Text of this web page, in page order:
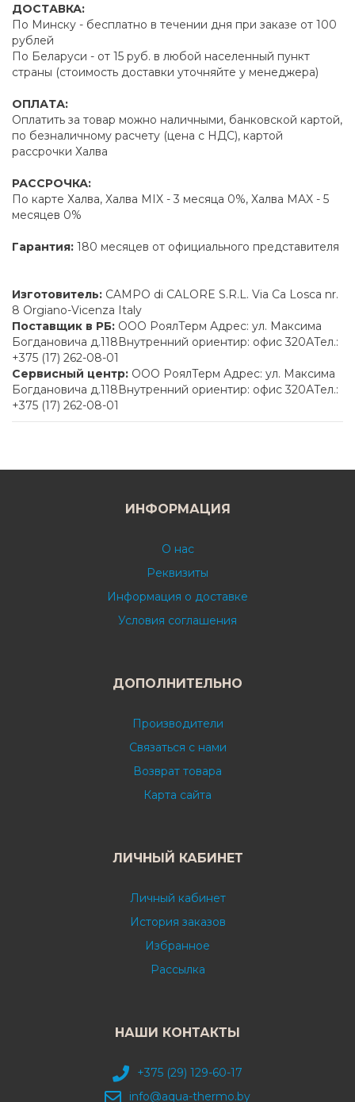
ДОСТАВКА:
По Минску - бесплатно в течении дня при заказе от 100
рублей
По Беларуси - от 15 руб. в любой населенный пункт
страны (стоимость доставки уточняйте у менеджера)
ОПЛАТА:
Оплатить за товар можно наличными, банковской картой,
по безналичному расчету (цена с НДС), картой
рассрочки Халва
РАССРОЧКА:
По карте Халва, Халва MIX - 3 месяца 0%, Халва MAX - 5
месяцев 0%
Гарантия: 180 месяцев от официального представителя
Изготовитель: CAMPO di CALORE S.R.L. Via Ca Losca nr.
8 Orgiano-Vicenza Italy
Поставщик в РБ: ООО РоялТерм Адрес: ул. Максима
Богдановича д.118Внутренний ориентир: офис 320АТел.:
+375 (17) 262-08-01
Сервисный центр: ООО РоялТерм Адрес: ул. Максима
Богдановича д.118Внутренний ориентир: офис 320АТел.:
+375 (17) 262-08-01
ИНФОРМАЦИЯ
О нас
Реквизиты
Информация о доставке
Условия соглашения
ДОПОЛНИТЕЛЬНО
Производители
Связаться с нами
Возврат товара
Карта сайта
ЛИЧНЫЙ КАБИНЕТ
Личный кабинет
История заказов
Избранное
Рассылка
НАШИ КОНТАКТЫ
+375 (29) 129-60-17
info@aqua-thermo.by